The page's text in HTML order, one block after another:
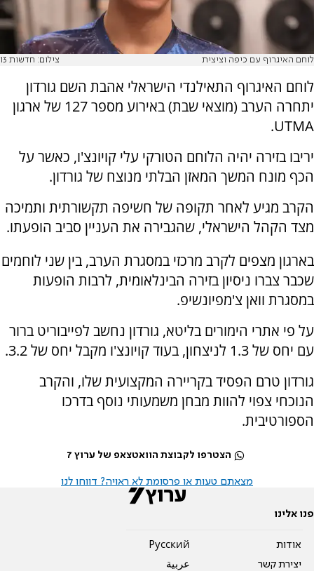
לוחם האיגרוף עם כיפה וציצית צילום: חדשות 13
לוחם האיגרוף התאילנדי הישראלי אהבת השם גורדון
יתחרה הערב (מוצאי שבת) באירוע מספר 127 של ארגון
UTMA.
יריבו בזירה יהיה הלוחם הטורקי עלי קויונצ'ו, כאשר על
הכף מונח המשך המאזן הבלתי מנוצח של גורדון.
הקרב מגיע לאחר תקופה של חשיפה תקשורתית ותמיכה
מצד הקהל הישראלי, שהגבירה את העניין סביב הופעתו.
בארגון מצפים לקרב מרכזי במסגרת הערב, בין שני לוחמים
שכבר צברו ניסיון בזירה הבינלאומית, לרבות הופעות
במסגרת וואן צ'מפיונשיפ.
על פי אתרי הימורים בליטא, גורדון נחשב לפייבוריט ברור
עם יחס של 1.3 לניצחון, בעוד קויונצ'ו מקבל יחס של 3.2.
גורדון טרם הפסיד בקריירה המקצועית שלו, והקרב
הנוכחי צפוי להוות מבחן משמעותי נוסף בדרכו
הספורטיבית.
הצטרפו לקבוצת הוואטצאפ של ערוץ 7
מצאתם טעות או פרסומת לא ראויה? דווחו לנו
פנו אלינו
אודות
יצירת קשר
Pусский
عربية